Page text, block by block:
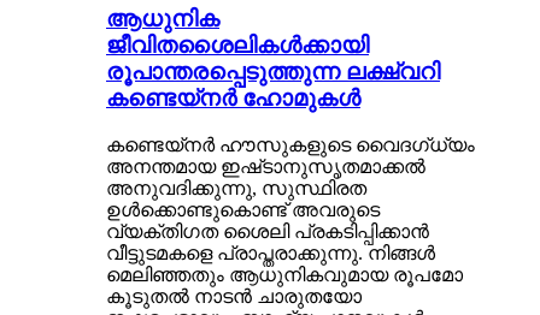
ആധുനിക
ജീവിതശൈലികൾക്കായി
രൂപാന്തരപ്പെടുത്തുന്ന ലക്ഷ്വറി
കണ്ടെയ്‌നർ ഹോമുകൾ
കണ്ടെയ്‌നർ ഹൗസുകളുടെ വൈദഗ്ധ്യം
അനന്തമായ ഇഷ്‌ടാനുസൃതമാക്കൽ
അനുവദിക്കുന്നു, സുസ്ഥിരത
ഉൾക്കൊണ്ടുകൊണ്ട് അവരുടെ
വ്യക്തിഗത ശൈലി പ്രകടിപ്പിക്കാൻ
വീട്ടുടമകളെ പ്രാപ്തരാക്കുന്നു. നിങ്ങൾ
മെലിഞ്ഞതും ആധുനികവുമായ രൂപമോ
കൂടുതൽ നാടൻ ചാരുതയോ